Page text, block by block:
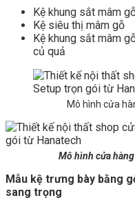
Kệ khung sắt mâm
Kệ siêu thị mâm gỗ
Kệ khung sắt mâm
củ quả
Mô hình cửa
Mô hình cửa
Mẫu kệ trưng bày bằng
sang trọng